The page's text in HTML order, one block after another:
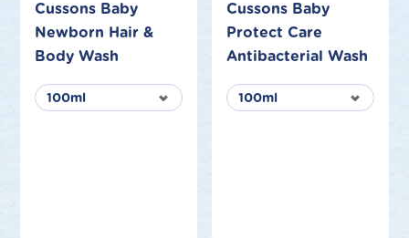
Cussons Baby
Newborn Hair &
Body Wash
Cussons Baby
Protect Care
Antibacterial Wash